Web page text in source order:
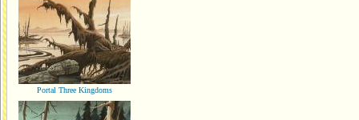
Portal Three Kingdoms